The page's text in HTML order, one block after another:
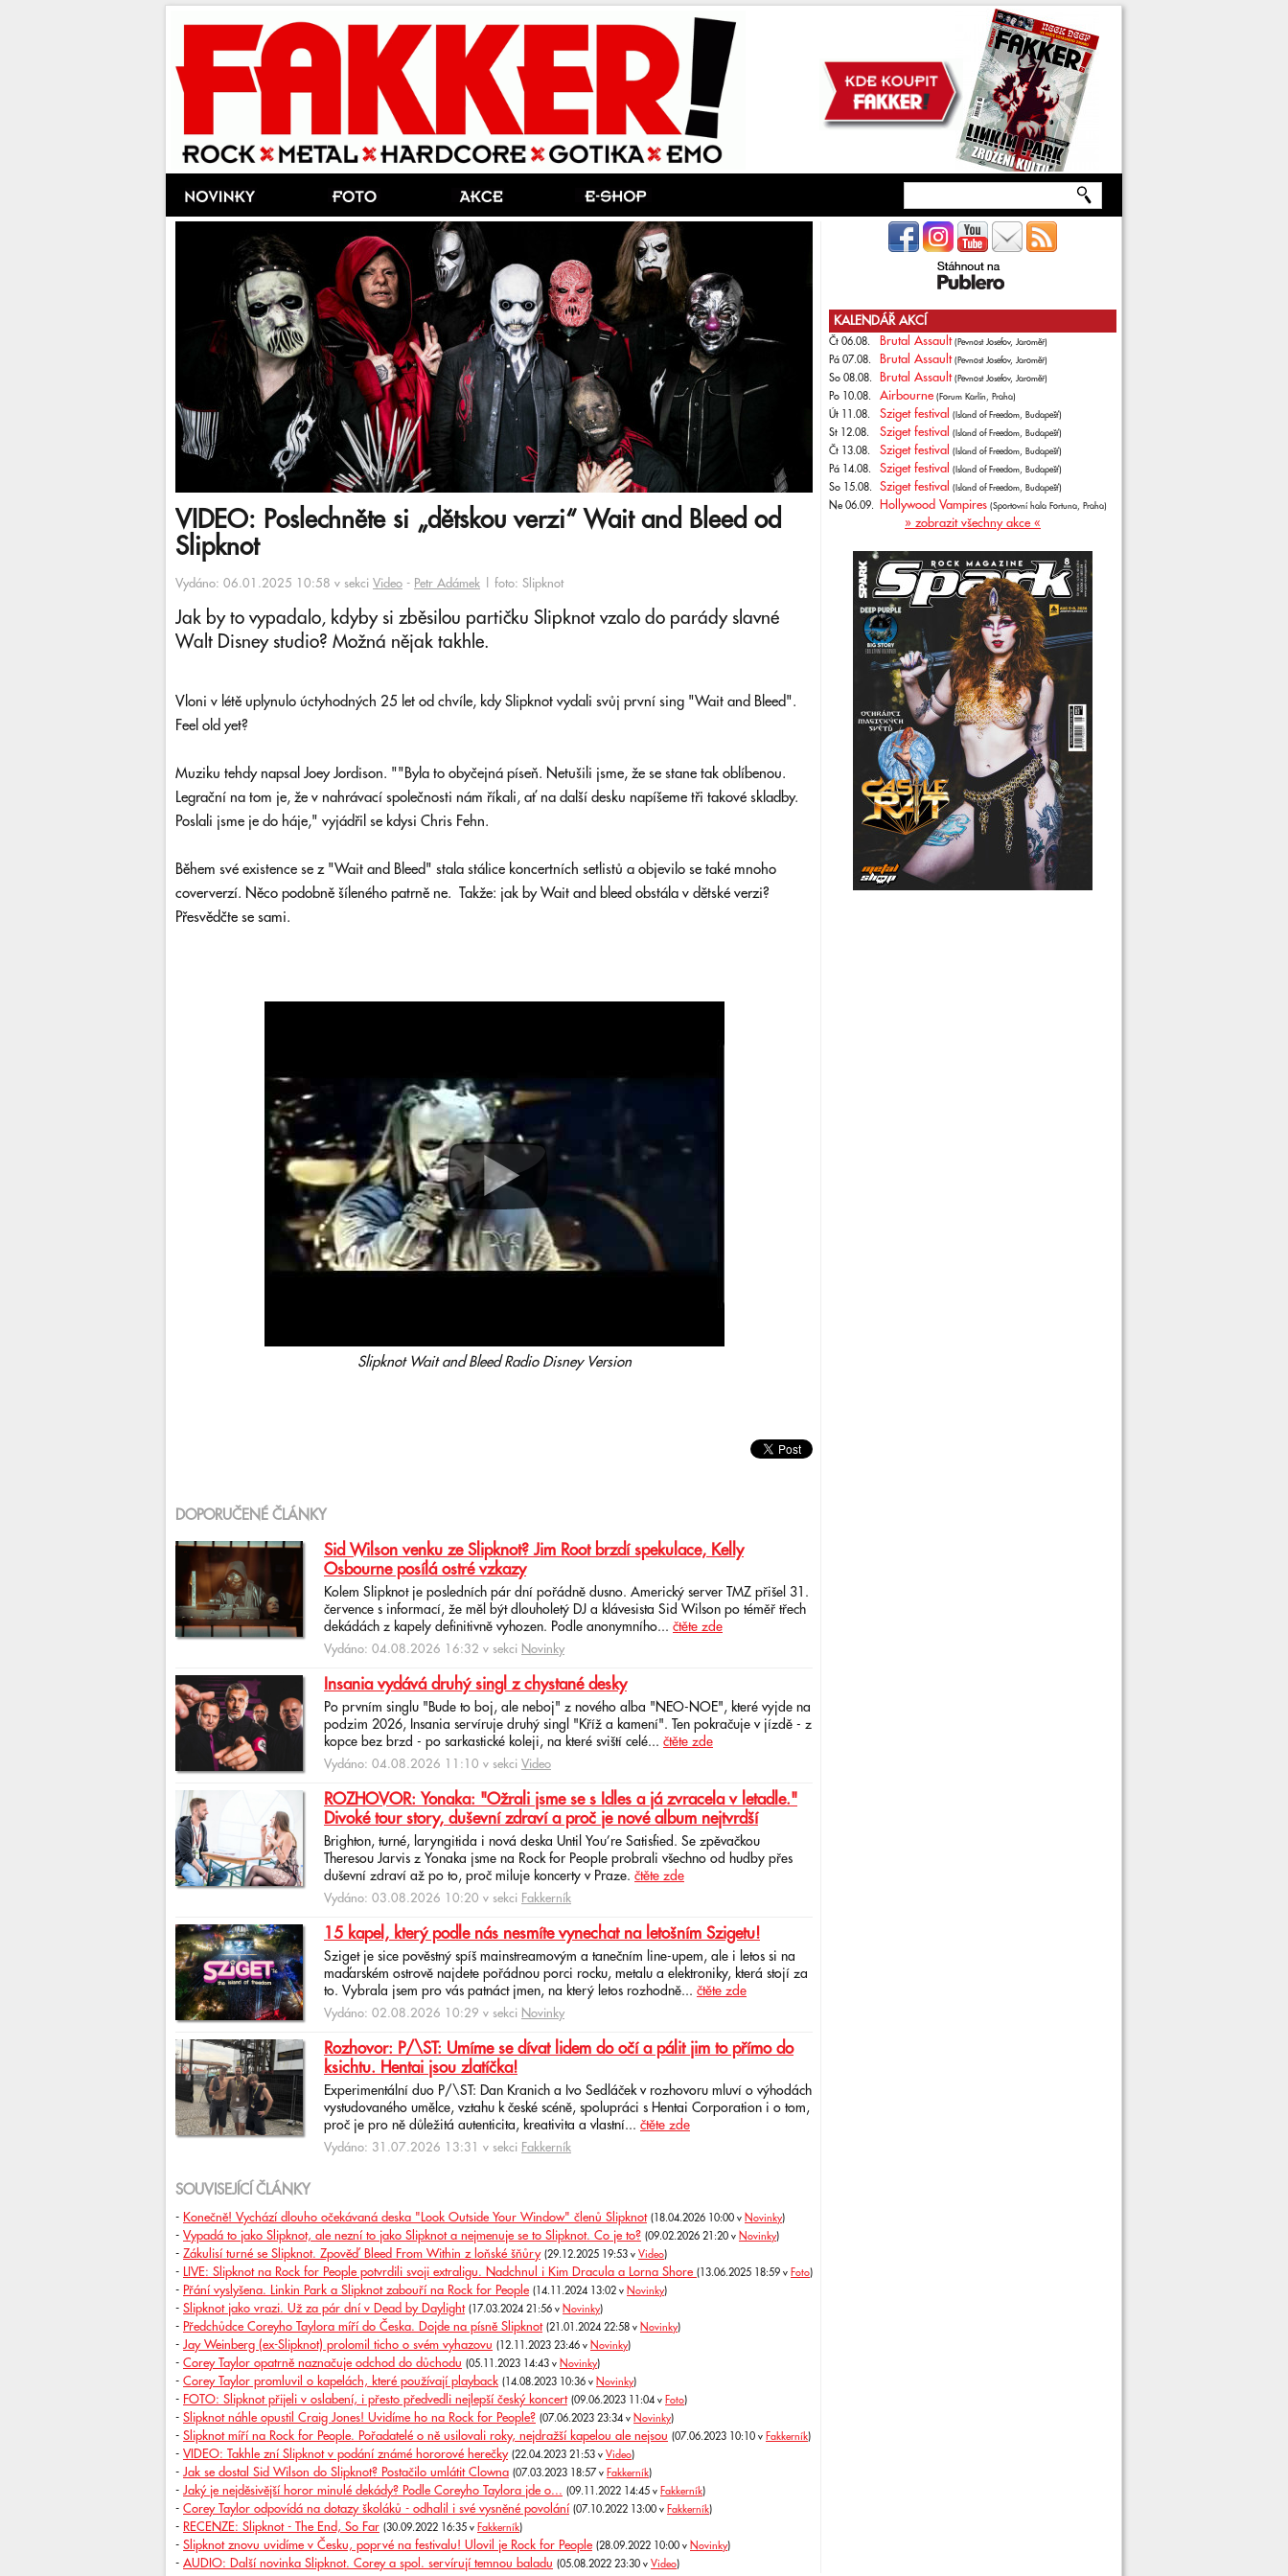
VIDEO: Poslechněte si „dětskou verzi“ Wait and Bleed od
Slipknot
Vydáno: 06.01.2025 10:58 v sekci Video - Petr Adámek | foto: Slipknot
Jak by to vypadalo, kdyby si zběsilou partičku Slipknot vzalo do parády slavné
Walt Disney studio? Možná nějak takhle.
Vloni v létě uplynulo úctyhodných 25 let od chvíle, kdy Slipknot vydali svůj první sing "Wait and Bleed".
Feel old yet?
Muziku tehdy napsal Joey Jordison. ""Byla to obyčejná píseň. Netušili jsme, že se stane tak oblíbenou.
Legrační na tom je, že v nahrávací společnosti nám říkali, ať na další desku napíšeme tři takové skladby.
Poslali jsme je do háje," vyjádřil se kdysi Chris Fehn.
Během své existence se z "Wait and Bleed" stala stálice koncertních setlistů a objevilo se také mnoho
coververzí. Něco podobně šíleného patrně ne. Takže: jak by Wait and bleed obstála v dětské verzi?
Přesvědčte se sami.
Slipknot Wait and Bleed Radio Disney Version
DOPORUČENÉ ČLÁNKY
Sid Wilson venku ze Slipknot? Jim Root brzdí spekulace, Kelly
Osbourne posílá ostré vzkazy
Kolem Slipknot je posledních pár dní pořádně dusno. Americký server TMZ přišel 31.
července s informací, že měl být dlouholetý DJ a klávesista Sid Wilson po téměř třech
dekádách z kapely definitivně vyhozen. Podle anonymního... čtěte zde
Vydáno: 04.08.2026 16:32 v sekci Novinky
Insania vydává druhý singl z chystané desky
Po prvním singlu "Bude to boj, ale neboj" z nového alba "NEO-NOE", které vyjde na
podzim 2026, Insania servíruje druhý singl "Kříž a kamení". Ten pokračuje v jízdě - z
kopce bez brzd - po sarkastické koleji, na které sviští celé... čtěte zde
Vydáno: 04.08.2026 11:10 v sekci Video
ROZHOVOR: Yonaka: "Ožrali jsme se s Idles a já zvracela v letadle."
Divoké tour story, duševní zdraví a proč je nové album nejtvrdší
Brighton, turné, laryngitida i nová deska Until You’re Satisfied. Se zpěvačkou
Theresou Jarvis z Yonaka jsme na Rock for People probrali všechno od hudby přes
duševní zdraví až po to, proč miluje koncerty v Praze. čtěte zde
Vydáno: 03.08.2026 10:20 v sekci Fakkerník
15 kapel, který podle nás nesmíte vynechat na letošním Szigetu!
Sziget je sice pověstný spíš mainstreamovým a tanečním line-upem, ale i letos si na
maďarském ostrově najdete pořádnou porci rocku, metalu a elektroniky, která stojí za
to. Vybrala jsem pro vás patnáct jmen, na který letos rozhodně... čtěte zde
Vydáno: 02.08.2026 10:29 v sekci Novinky
Rozhovor: P/\ST: Umíme se dívat lidem do očí a pálit jim to přímo do
ksichtu. Hentai jsou zlatíčka!
Experimentální duo P/\ST: Dan Kranich a Ivo Sedláček v rozhovoru mluví o výhodách
vystudovaného umělce, vztahu k české scéně, spolupráci s Hentai Corporation i o tom,
proč je pro ně důležitá autenticita, kreativita a vlastní... čtěte zde
Vydáno: 31.07.2026 13:31 v sekci Fakkerník
SOUVISEJÍCÍ ČLÁNKY
- Konečně! Vychází dlouho očekávaná deska "Look Outside Your Window" členů Slipknot (18.04.2026 10:00 v Novinky)
- Vypadá to jako Slipknot, ale nezní to jako Slipknot a nejmenuje se to Slipknot. Co je to? (09.02.2026 21:20 v Novinky)
- Zákulisí turné se Slipknot. Zpověď Bleed From Within z loňské šňůry (29.12.2025 19:53 v Video)
- LIVE: Slipknot na Rock for People potvrdili svoji extraligu. Nadchnul i Kim Dracula a Lorna Shore (13.06.2025 18:59 v Foto)
- Přání vyslyšena. Linkin Park a Slipknot zabouří na Rock for People (14.11.2024 13:02 v Novinky)
- Slipknot jako vrazi. Už za pár dní v Dead by Daylight (17.03.2024 21:56 v Novinky)
- Předchůdce Coreyho Taylora míří do Česka. Dojde na písně Slipknot (21.01.2024 22:58 v Novinky)
- Jay Weinberg (ex-Slipknot) prolomil ticho o svém vyhazovu (12.11.2023 23:46 v Novinky)
- Corey Taylor opatrně naznačuje odchod do důchodu (05.11.2023 14:43 v Novinky)
- Corey Taylor promluvil o kapelách, které používají playback (14.08.2023 10:36 v Novinky)
- FOTO: Slipknot přijeli v oslabení, i přesto předvedli nejlepší český koncert (09.06.2023 11:04 v Foto)
- Slipknot náhle opustil Craig Jones! Uvidíme ho na Rock for People? (07.06.2023 23:34 v Novinky)
- Slipknot míří na Rock for People. Pořadatelé o ně usilovali roky, nejdražší kapelou ale nejsou (07.06.2023 10:10 v Fakkerník)
- VIDEO: Takhle zní Slipknot v podání známé hororové herečky (22.04.2023 21:53 v Video)
- Jak se dostal Sid Wilson do Slipknot? Postačilo umlátit Clowna (07.03.2023 18:57 v Fakkerník)
- Jaký je nejděsivější horor minulé dekády? Podle Coreyho Taylora jde o... (09.11.2022 14:45 v Fakkerník)
- Corey Taylor odpovídá na dotazy školáků - odhalil i své vysněné povolání (07.10.2022 13:00 v Fakkerník)
- RECENZE: Slipknot - The End, So Far (30.09.2022 16:35 v Fakkerník)
- Slipknot znovu uvidíme v Česku, poprvé na festivalu! Ulovil je Rock for People (28.09.2022 10:00 v Novinky)
- AUDIO: Další novinka Slipknot. Corey a spol. servírují temnou baladu (05.08.2022 23:30 v Video)
KALENDÁŘ AKCÍ
Čt 06.08. Brutal Assault (Pevnost Josefov, Jaroměř)
Pá 07.08. Brutal Assault (Pevnost Josefov, Jaroměř)
So 08.08. Brutal Assault (Pevnost Josefov, Jaroměř)
Po 10.08. Airbourne (Forum Karlín, Praha)
Út 11.08. Sziget festival (Island of Freedom, Budapešť)
St 12.08. Sziget festival (Island of Freedom, Budapešť)
Čt 13.08. Sziget festival (Island of Freedom, Budapešť)
Pá 14.08. Sziget festival (Island of Freedom, Budapešť)
So 15.08. Sziget festival (Island of Freedom, Budapešť)
Ne 06.09. Hollywood Vampires (Sportovní hala Fortuna, Praha)
» zobrazit všechny akce «